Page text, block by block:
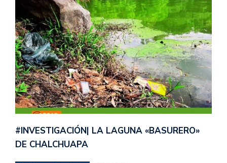
#INVESTIGACIÓN| LA LAGUNA «BASURERO»
DE CHALCHUAPA